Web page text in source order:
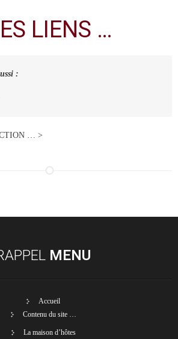
LIENS …
:
… >
MENU
Accueil
Contenu du site …
La maison d’hôtes